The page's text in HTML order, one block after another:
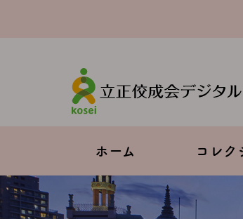
Main
navigation
ホーム コレク